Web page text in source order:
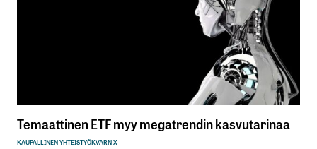
Temaattinen ETF myy megatrendin kasvutarinaa
KAUPALLINEN YHTEISTYÖKVARN X